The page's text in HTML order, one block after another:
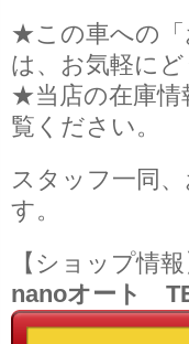
★この車への「
は、お気軽に
★当店の在庫情
覧ください。
スタッフ一同
す。
【ショップ情
nanoオート